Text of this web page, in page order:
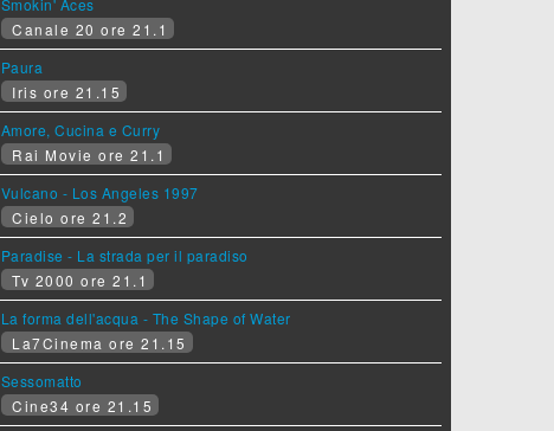
Canale 20 ore 21.1
Paura
Iris ore 21.15
Amore, Cucina e Curry
Rai Movie ore 21.1
Vulcano - Los Angeles 1997
Cielo ore 21.2
Paradise - La strada per il paradiso
Tv 2000 ore 21.1
La forma dell'acqua - The Shape of Water
La7Cinema ore 21.15
Sessomatto
Cine34 ore 21.15